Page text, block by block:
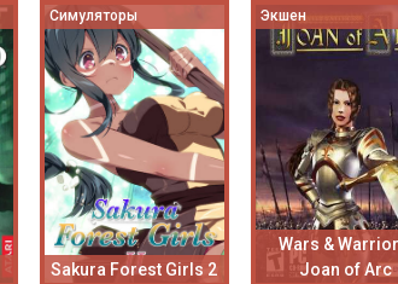
Симуляторы
Sakura Forest Girls 2
Экшен
Wars &
Joan of Arc